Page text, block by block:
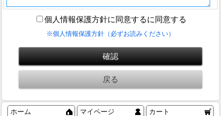
個人情報保護方針に同意するに同意する
※個人情報保護方針（必ずお読みください）
ホーム マイページ カート